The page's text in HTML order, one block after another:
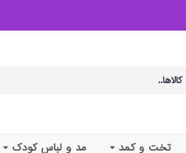
تخت و کمد مد و لباس کودک